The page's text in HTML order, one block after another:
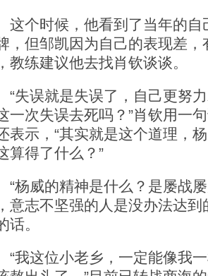
个时候，他看到了当年的自
，但邹凯因为自己的表现差
教练建议他去找肖钦谈谈。
误就是失误了，自己更努力
一次失误去死吗？”肖钦用一
表示，“其实就是这个道理，
算得了什么？”
威的精神是什么？是屡战屡
意志不坚强的人是没办法达到
话。
这位小老乡，一定能像我一